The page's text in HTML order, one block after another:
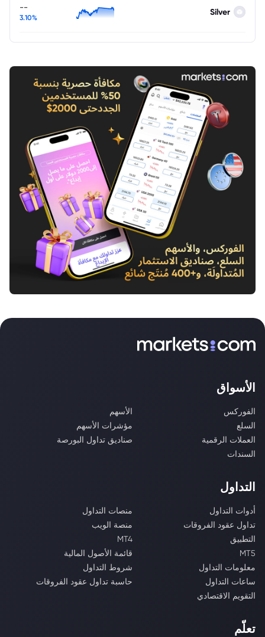
Silver
--
3.10%
الأسواق
الفوركس
الأسهم
السلع
مؤشرات الأسهم
العملات الرقمية
صناديق تداول البورصة
السندات
التداول
أدوات التداول
منصات التداول
تداول عقود الفروقات
منصة الويب
التطبيق
MT4
MT5
قائمة الأصول المالية
معلومات التداول
شروط التداول
ساعات التداول
حاسبة تداول عقود الفروقات
التقويم الاقتصادي
تعلّم